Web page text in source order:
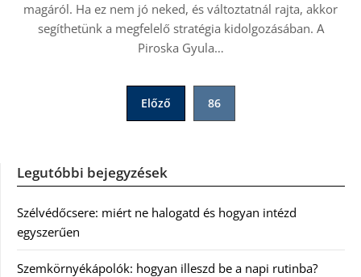
magáról. Ha ez nem jó neked, és változtatnál rajta, akkor
segíthetünk a megfelelő stratégia kidolgozásában. A
Piroska Gyula…
Előző 86
Legutóbbi bejegyzések
Szélvédőcsere: miért ne halogatd és hogyan intézd
egyszerűen
Szemkörnyékápolók: hogyan illeszd be a napi rutinba?